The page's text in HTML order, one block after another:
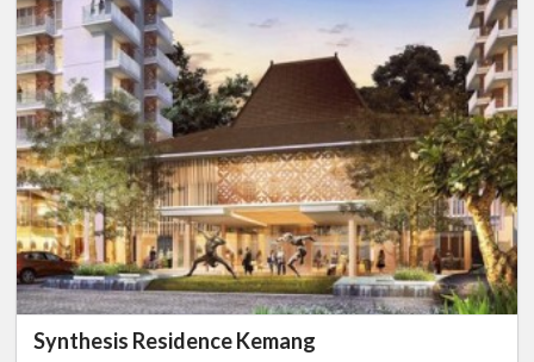
Synthesis Residence Kemang